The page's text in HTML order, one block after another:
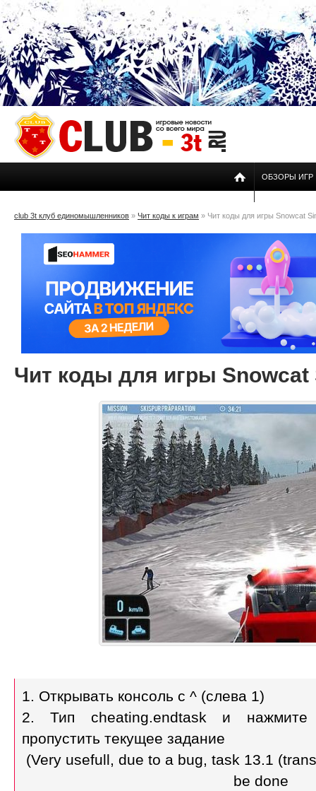
ОБЗОРЫ ИГР
club 3t клуб единомышленников » Чит коды к играм » Чит коды для игры Snowcat
Чит коды для игры Snowcat
1. Открывать консоль с ^ (слева 1)
2. Тип cheating.endtask и
пропустить текущее задание
(Very usefull, due to a bug, task 13.1
be done